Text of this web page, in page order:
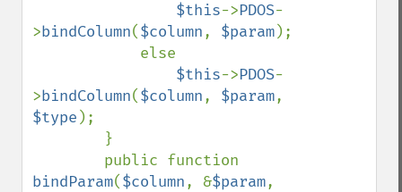
$this->PDOS-
>bindColumn($column, $param);
$this->PDOS-
>bindColumn($column, $param
$type );
bindParam($column, &$param